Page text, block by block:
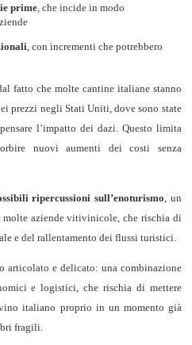
prime, che incide in modo
, con incrementi che potrebbero
fatto che molte cantine italiane stanno
prezzi negli Stati Uniti, dove sono state
l’impatto dei dazi. Questo limita
nuovi aumenti dei costi senza
ripercussioni sull’enoturismo, un
molte aziende vitivinicole, che rischia di
e del rallentamento dei flussi turistici.
articolato e delicato: una combinazione
e logistici, che rischia di mettere
italiano proprio in un momento già
fragili.